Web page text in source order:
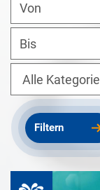
von
bis
Filtern